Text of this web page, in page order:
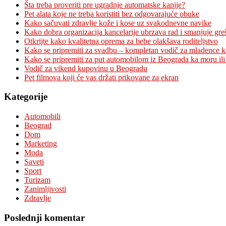
Šta treba proveriti pre ugradnje automatske kapije?
Pet alata koje ne treba koristiti bez odgovarajuće obuke
Kako sačuvati zdravlje kože i kose uz svakodnevne navike
Kako dobra organizacija kancelarije ubrzava rad i smanjuje
Otkrijte kako kvalitetna oprema za bebe olakšava roditeljstvo
Kako se pripremiti za svadbu – kompletan vodič za mladence
Kako se pripremiti za put automobilom iz Beograda ka moru
Vodič za vikend kupovinu u Beogradu
Pet filmova koji će vas držati prikovane za ekran
Kategorije
Automobili
Beograd
Dom
Marketing
Moda
Saveti
Sport
Turizam
Zanimljivosti
Zdravlje
Poslednji komentar